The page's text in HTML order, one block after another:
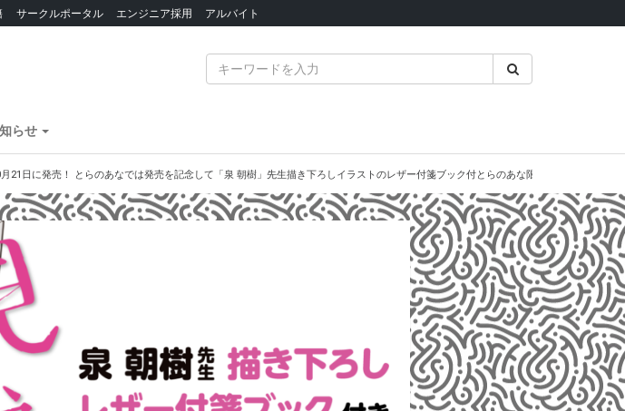
サークルポータル エンジニア採用 アルバイト
らせ
21日に発売！ とらのあなでは発売を記念して「泉 朝樹」先生描き下ろしイラストのレザー付箋ブック付とらのあな限定版を発売いたし